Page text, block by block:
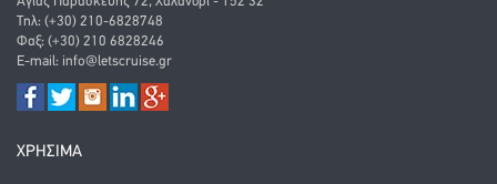
Τηλ: (+30) 210-6828748
Φαξ: (+30) 210 6828246
E-mail: info@letscruise.gr
ΧΡΗΣΙΜΑ